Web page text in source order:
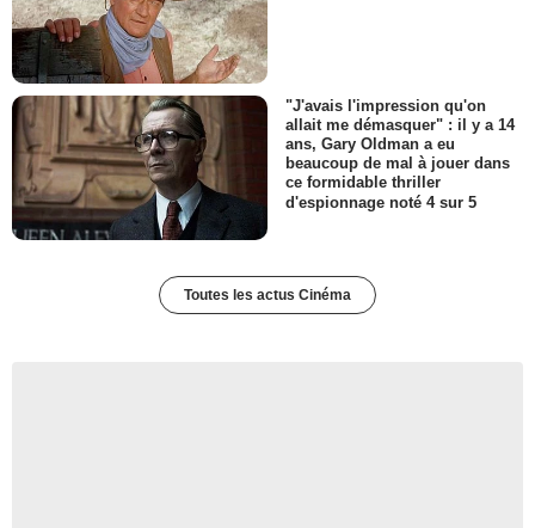
"J'avais l'impression qu'on
allait me démasquer" : il y a 14
ans, Gary Oldman a eu
beaucoup de mal à jouer dans
ce formidable thriller
d'espionnage noté 4 sur 5
Toutes les actus Cinéma